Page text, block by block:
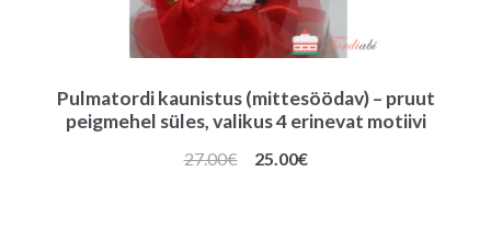
Pulmatordi kaunistus (mittesöödav) – pruut
peigmehel süles, valikus 4 erinevat motiivi
27.00€
Algne
25.00€Praegune